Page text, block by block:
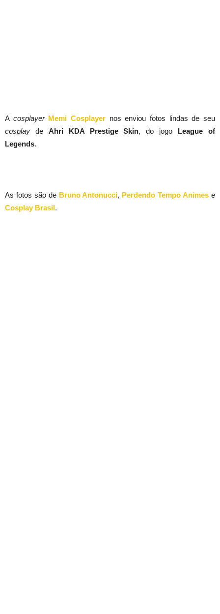
A cosplayer Memi Cosplayer nos enviou fotos lindas de seu
cosplay de Ahri KDA Prestige Skin, do jogo League of
Legends.
As fotos são de Bruno Antonucci, Perdendo Tempo Animes e
Cosplay Brasil.